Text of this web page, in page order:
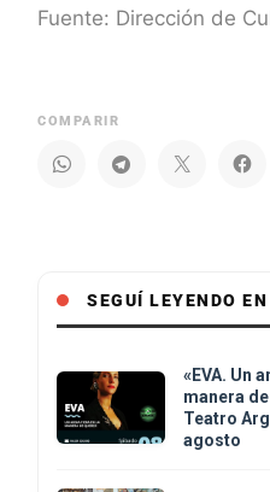
Fuente: Dirección de
COMPARIR
SEGUÍ LEYENDO
«EVA. Un
manera
Teatro
agosto